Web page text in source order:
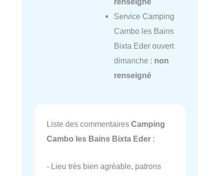
Service Camping
Cambo les Bains
Bixta Eder ouvert
dimanche : non
renseigné
Liste des commentaires Camping
Cambo les Bains Bixta Eder :
- Lieu très bien agréable, patrons